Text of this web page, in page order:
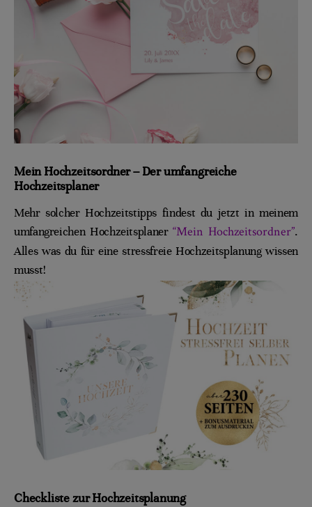
Mein Hochzeitsordner – Der umfangreiche
Hochzeitsplaner
Mehr solcher Hochzeitstipps findest du jetzt in meinem
umfangreichen Hochzeitsplaner“Mein Hochzeitsordner”.
Alles was du für eine stressfreie Hochzeitsplanung wissen
musst!
Checkliste zur Hochzeitsplanung